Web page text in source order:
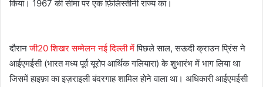
किया। 1967 की सीमा पर एक फ़िलिस्तीनी राज्य का।
दौरानजी20 शिखर सम्मेलन नई दिल्ली मेंपिछले साल, सऊदी क्राउन प्रिंस ने
आईएमईसी (भारत मध्य पूर्व यूरोप आर्थिक गलियारा) के शुभारंभ में भाग लिया था
जिसमें हाइफ़ा का इज़राइली बंदरगाह शामिल होने वाला था। अधिकारी आईएमईसी